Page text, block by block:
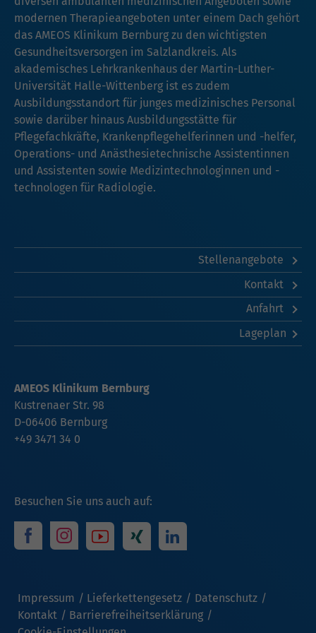
modernen Therapieangeboten unter einem Dach gehört
das AMEOS Klinikum Bernburg zu den wichtigsten
Gesundheitsversorgen im Salzlandkreis. Als
akademisches Lehrkrankenhaus der Martin-Luther-
Universität Halle-Wittenberg ist es zudem
Ausbildungsstandort für junges medizinisches Personal
sowie darüber hinaus Ausbildungsstätte für
Pflegefachkräfte, Krankenpflegehelferinnen und -helfer,
Operations- und Anästhesietechnische Assistentinnen
und Assistenten sowie Medizintechnologinnen und -
technologen für Radiologie.
Stellenangebote
Kontakt
Anfahrt
Lageplan
Besuchen Sie uns auch auf:
Impressum Lieferkettengesetz
Datenschutz
Kontakt
Barrierefreiheitserklärung
AMEOS Klinikum Bernburg
Kustrenaer Str. 98
D-06406 Bernburg
+49 3471 34 0